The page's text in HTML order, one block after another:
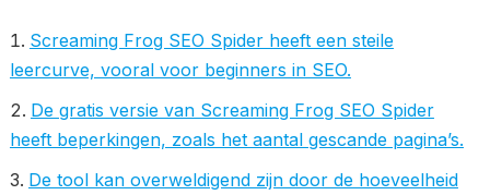
Screaming Frog SEO Spider heeft een steile
leercurve, vooral voor beginners in SEO.
De gratis versie van Screaming Frog SEO Spider
heeft beperkingen, zoals het aantal gescande pagina’s.
De tool kan overweldigend zijn door de hoeveelheid